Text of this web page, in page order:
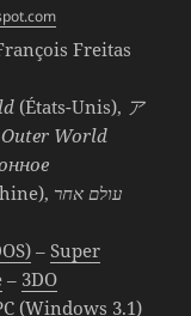
Freitas
(États-Unis), ア
Outer World
עולם אחר
–Super
– 3DO
(Windows 3.1)